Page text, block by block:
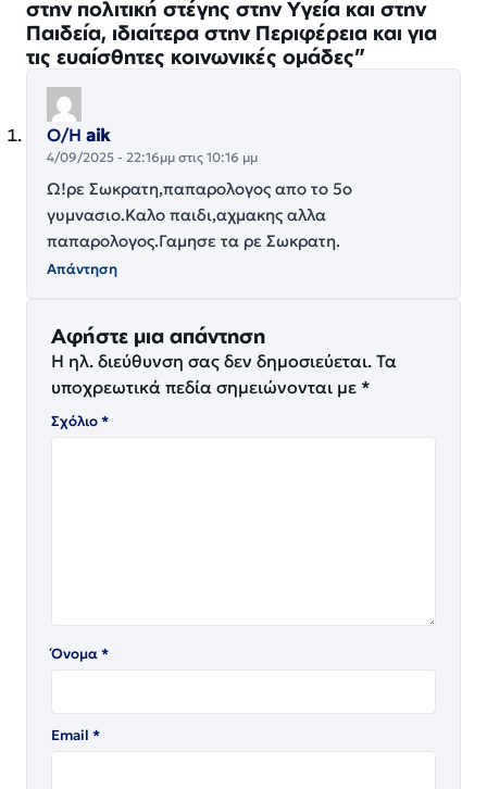
στην πολιτική στέγης στην Υγεία και στην
Παιδεία, ιδιαίτερα στην Περιφέρεια και για
τις ευαίσθητες κοινωνικές ομάδες”
Ο/Η aik
4/09/2025 - 22:16μμ στις 10:16 μμ
Ω!ρε Σωκρατη,παπαρολογος απο το 5ο
γυμνασιο.Καλο παιδι,αχμακης αλλα
παπαρολογος.Γαμησε τα ρε Σωκρατη.
Απάντηση
Αφήστε μια απάντηση
Η ηλ. διεύθυνση σας δεν δημοσιεύεται. Τα
υποχρεωτικά πεδία σημειώνονται με *
Σχόλιο*
Όνομα*
Email *